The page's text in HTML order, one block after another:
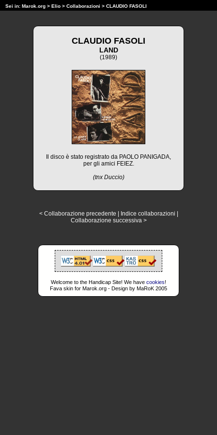
Sei in: Marok.org > Elio > Collaborazioni > CLAUDIO FASOLI
CLAUDIO FASOLI
LAND
(1989)
Il disco è stato registrato da PAOLO PANIGADA,
per gli amici FEIEZ.
(tnx Duccio)
< Collaborazione precedente | Indice collaborazioni |
Collaborazione successiva >
Welcome to the Handicap Site! We have cookies!
Fava skin for Marok.org - Design by MaRoK 2005